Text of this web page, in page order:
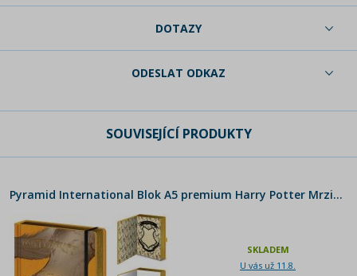
DOTAZY
ODESLAT ODKAZ
SOUVISEJÍCÍ PRODUKTY
Pyramid International Blok A5 premium Harry Potter Mrzimor motiv
SKLADEM
U vás už 11.8.